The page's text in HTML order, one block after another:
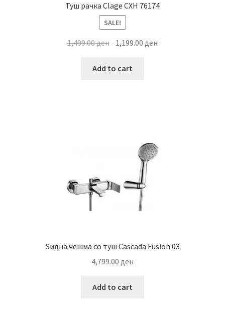
Туш рачка Clage CXH 76174
SALE!
1,499.00ден Original
was:
1,199.00ден
Add to cart
Ѕидна чешма со туш Cascada Fusion 03
4,799.00 ден
Add to cart